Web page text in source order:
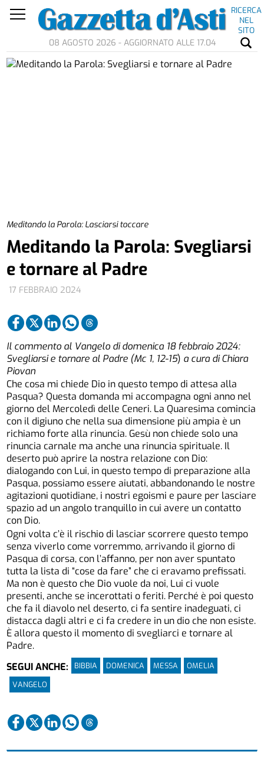
RICERCA
NEL
SITO
08 AGOSTO 2026 - AGGIORNATO ALLE 17.04
Meditando la Parola: Lasciarsi toccare
17 FEBBRAIO 2024
Meditando la Parola: Svegliarsi
e tornare al Padre
Il commento al Vangelo di domenica 18 febbraio 2024:
Svegliarsi e tornare al Padre (Mc 1, 12-15) a cura di Chiara
Piovan
Che cosa mi chiede Dio in questo tempo di attesa alla
Pasqua? Questa domanda mi accompagna ogni anno nel
giorno del Mercoledì delle Ceneri. La Quaresima comincia
con il digiuno che nella sua dimensione più ampia è un
richiamo forte alla rinuncia. Gesù non chiede solo una
rinuncia carnale ma anche una rinuncia spirituale. Il
deserto può aprire la nostra relazione con Dio:
dialogando con Lui, in questo tempo di preparazione alla
Pasqua, possiamo essere aiutati, abbandonando le nostre
agitazioni quotidiane, i nostri egoismi e paure per lasciare
spazio ad un angolo tranquillo in cui avere un contatto
con Dio.
Ogni volta c’è il rischio di lasciar scorrere questo tempo
senza viverlo come vorremmo, arrivando il giorno di
Pasqua di corsa, con l’affanno, per non aver spuntato
tutta la lista di “cose da fare” che ci eravamo prefissati.
Ma non è questo che Dio vuole da noi, Lui ci vuole
presenti, anche se incerottati o feriti. Perché è poi questo
che fa il diavolo nel deserto, ci fa sentire inadeguati, ci
distacca dagli altri e ci fa credere in un dio che non esiste.
È allora questo il momento di svegliarci e tornare al
Padre.
SEGUI ANCHE:
BIBBIA DOMENICA MESSA
OMELIA
VANGELO